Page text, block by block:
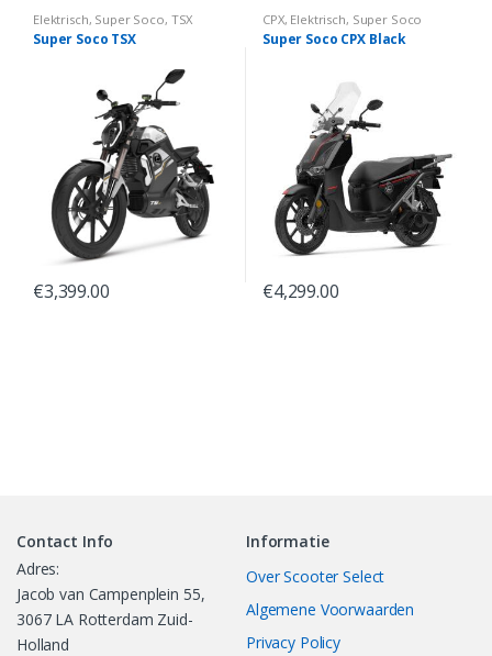
Elektrisch, Super Soco, TSX
Super Soco TSX
€3,399.00
CPX, Elektrisch, Super Soco
Super Soco CPX Black
€4,299.00
Contact Info
Adres:
Jacob van Campenplein 55,
3067 LA Rotterdam Zuid-
Holland
Informatie
Over Scooter Select
Algemene Voorwaarden
Privacy Policy